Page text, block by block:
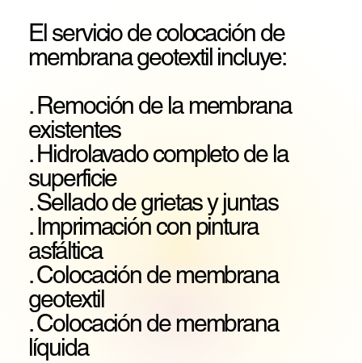
El servicio de colocación de
membrana geotextil incluye:
. Remoción de la membrana
existentes
. Hidrolavado completo de la
superficie
. Sellado de grietas y juntas
. Imprimación con pintura
asfáltica
. Colocación de membrana
geotextil
. Colocación de membrana
líquida